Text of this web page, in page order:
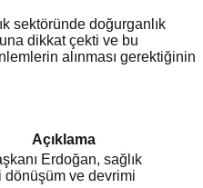
sektöründe doğurganlık
dikkat çekti ve bu
alınması gerektiğinin
Açıklama
Erdoğan, sağlık
dönüşüm ve devrimi